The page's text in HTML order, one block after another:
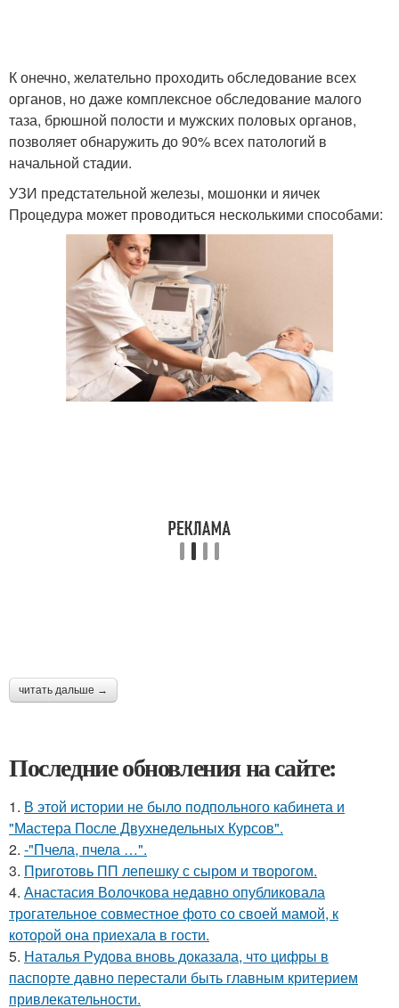
К онечно, желательно проходить обследование всех
органов, но даже комплексное обследование малого
таза, брюшной полости и мужских половых органов,
позволяет обнаружить до 90% всех патологий в
начальной стадии.
УЗИ предстательной железы, мошонки и яичек
Процедура может проводиться несколькими способами:
читать дальше →
Последние обновления на сайте:
1. В этой истории не было подпольного кабинета и
"Мастера После Двухнедельных Курсов".
2. -"Пчела, пчела …".
3. Приготовь ПП лепешку с сыром и творогом.
4. Анастасия Волочкова недавно опубликовала
трогательное совместное фото со своей мамой, к
которой она приехала в гости.
5. Наталья Рудова вновь доказала, что цифры в
паспорте давно перестали быть главным критерием
привлекательности.